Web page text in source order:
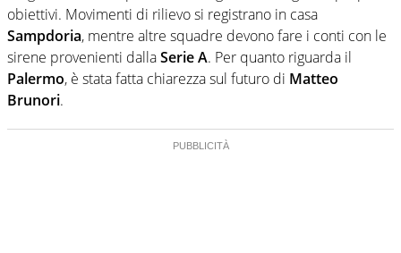
obiettivi. Movimenti di rilievo si registrano in casa
Sampdoria, mentre altre squadre devono fare i conti con le
sirene provenienti dallaSerie A. Per quanto riguarda il
Palermo, è stata fatta chiarezza sul futuro di Matteo
Brunori.